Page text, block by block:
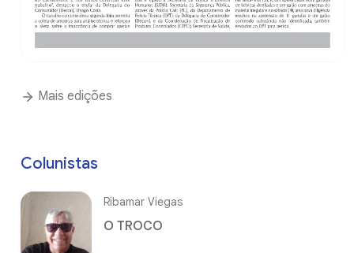
Mais edições
Colunistas
Ribamar Viegas
O TROCO